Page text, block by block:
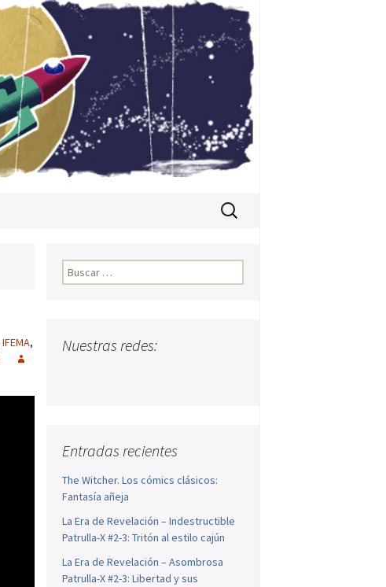
Buscar:
IFEMA,
Buscar:
Nuestras redes:
Entradas recientes
The Witcher. Los cómics clásicos:
Fantasía añeja
La Era de Revelación – Indestructible
Patrulla-X #2-3: Tritón al estilo cajún
La Era de Revelación – Asombrosa
Patrulla-X #2-3: Libertad y sus